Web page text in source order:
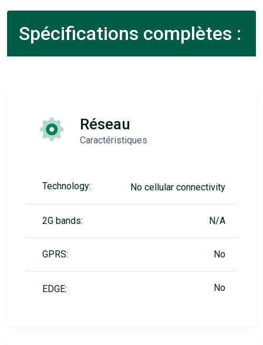
Spécifications complètes :
Réseau
Caractéristiques
Technology: No cellular connectivity
2G bands: N/A
GPRS: No
EDGE: No